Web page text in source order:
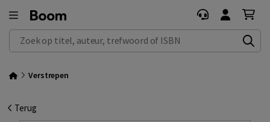
Zoek op titel, auteur, trefwoord of ISBN
Verstrepen
Terug